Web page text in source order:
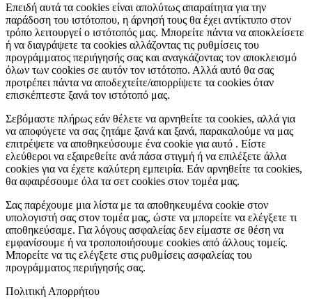
Επειδή αυτά τα cookies είναι απολύτως απαραίτητα για την
παράδοση του ιστότοπου, η άρνησή τους θα έχει αντίκτυπο στον
τρόπο λειτουργεί ο ιστότοπός μας. Μπορείτε πάντα να αποκλείσετε
ή να διαγράψετε τα cookies αλλάζοντας τις ρυθμίσεις του
προγράμματος περιήγησής σας και αναγκάζοντας τον αποκλεισμό
όλων των cookies σε αυτόν τον ιστότοπο. Αλλά αυτό θα σας
προτρέπει πάντα να αποδεχτείτε/απορρίψετε τα cookies όταν
επισκέπτεστε ξανά τον ιστότοπό μας.
Σεβόμαστε πλήρως εάν θέλετε να αρνηθείτε τα cookies, αλλά για
να αποφύγετε να σας ζητάμε ξανά και ξανά, παρακαλούμε να μας
επιτρέψετε να αποθηκεύσουμε ένα cookie για αυτό . Είστε
ελεύθεροι να εξαιρεθείτε ανά πάσα στιγμή ή να επιλέξετε άλλα
cookies για να έχετε καλύτερη εμπειρία. Εάν αρνηθείτε τα cookies,
θα αφαιρέσουμε όλα τα σετ cookies στον τομέα μας.
Σας παρέχουμε μια λίστα με τα αποθηκευμένα cookie στον
υπολογιστή σας στον τομέα μας, ώστε να μπορείτε να ελέγξετε τι
αποθηκεύσαμε. Για λόγους ασφαλείας δεν είμαστε σε θέση να
εμφανίσουμε ή να τροποποιήσουμε cookies από άλλους τομείς.
Μπορείτε να τις ελέγξετε στις ρυθμίσεις ασφαλείας του
προγράμματος περιήγησής σας.
Πολιτική Απορρήτου